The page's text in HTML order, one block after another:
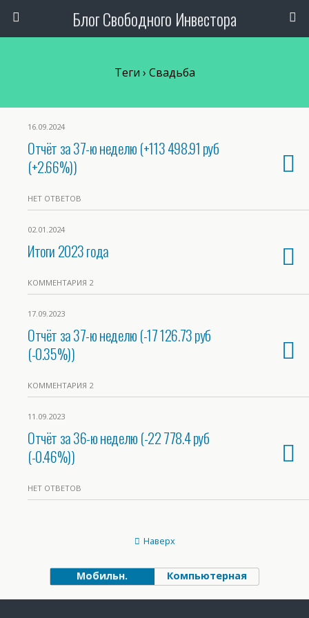
Блог Свободного Инвестора
Теги › Свадьба
16.09.2024
Отчёт за 37-ю неделю (+113 498.91 руб
(+2.66%))
НЕТ ОТВЕТОВ
02.01.2024
Итоги 2023 года
КОММЕНТАРИЯ 2
17.09.2023
Отчёт за 37-ю неделю (-17 126.73 руб
(-0.35%))
КОММЕНТАРИЯ 2
11.09.2023
Отчёт за 36-ю неделю (-22 778.4 руб
(-0.46%))
НЕТ ОТВЕТОВ
Наверх
Мобильн. Компьютерная